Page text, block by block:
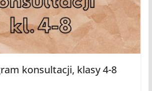
konsultacji, klasy 4-8